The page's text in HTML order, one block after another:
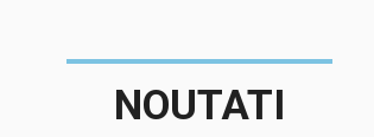
NOUTATI